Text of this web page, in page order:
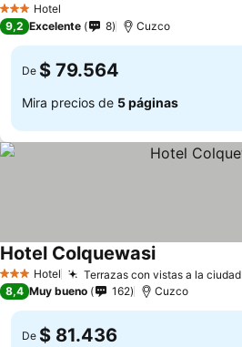
3 Estrellas
Hotel
9,2 Excelente 8 Cuzco
De $ 79.564
Mira precios de 5 páginas
3 Estrellas
Hotel Terrazas con vistas a la ciudad
Hotel Colquewasi
8,4 Muy bueno 162 Cuzco
De $ 81.436